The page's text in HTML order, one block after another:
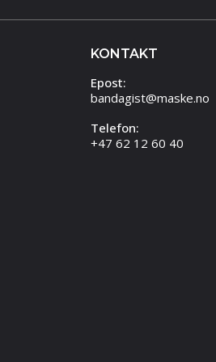
KONTAKT
Epost:
bandagist@maske.no
Telefon:
+47 62 12 60 40